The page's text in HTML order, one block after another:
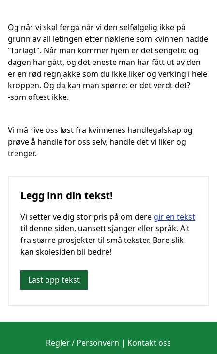
Og når vi skal ferga når vi den selfølgelig ikke på
grunn av all letingen etter nøklene som kvinnen hadde
"forlagt". Når man kommer hjem er det sengetid og
dagen har gått, og det eneste man har fått ut av den
er en rød regnjakke som du ikke liker og verking i hele
kroppen. Og da kan man spørre: er det verdt det?
-som oftest ikke.
Vi må rive oss løst fra kvinnenes handlegalskap og
prøve å handle for oss selv, handle det vi liker og
trenger.
Legg inn din tekst!
Vi setter veldig stor pris på om dere gir en tekst
til denne siden, uansett sjanger eller språk. Alt
fra større prosjekter til små tekster. Bare slik
kan skolesiden bli bedre!
Last opp tekst
Regler / Personvern | Kontakt oss